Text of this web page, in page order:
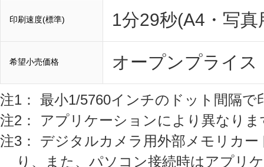
印刷速度(標準) 1分29秒(A4・写
希望小売価格 オープンプライス
注1： 最小1/5760インチのドット間隔で
注2： アプリケーションにより異なりま
注3： デジタルカメラ用外部メモリカ
り、また、パソコン接続時はアプリ